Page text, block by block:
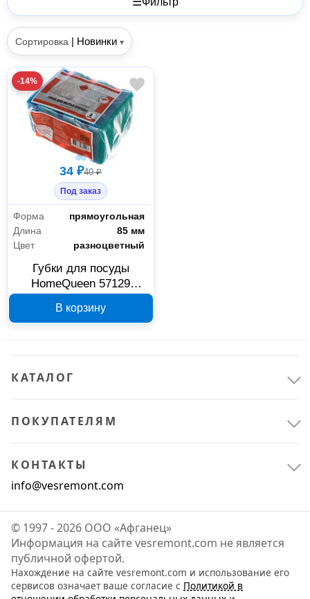
Сортировка | Новинки ▾
-14%
34 ₽40 ₽
Под заказ
Форма
прямоугольная
Длина
85 мм
Цвет
разноцветный
Губки для посуды
HomeQueen 57129
В корзину
КАТАЛОГ
ПОКУПАТЕЛЯМ
КОНТАКТЫ
info@vesremont.com
© 1997 - 2026 ООО «Афганец»
Информация на сайте vesremont.com не является
публичной офертой.
Нахождение на сайте vesremont.com и использование его
сервисов означает ваше согласие с Политикой в